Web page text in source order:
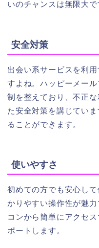
いのチャンスは無限大で
安全対策
出会い系サービスを利
すよね。ハッピーメー
制を整えており、不正
た安全対策を講じてい
ることができます。
使いやすさ
初めての方でも安心し
かりやすい操作性が魅
コンから簡単にアクセ
ポートします。